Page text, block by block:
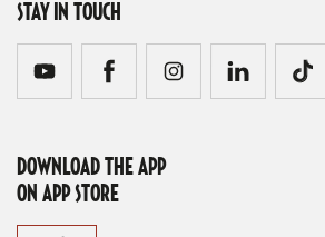
STAY IN TOUCH
DOWNLOAD THE APP
ON APP STORE